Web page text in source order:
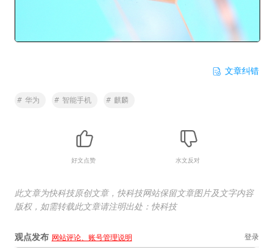
文章纠错
# 华为 # 智能手机 # 麒麟
好文点赞 水文反对
此文章为快科技原创文章，快科技网站保留文章图片及文字内容
版权，如需转载此文章请注明出处：快科技
观点发布 网站评论、账号管理说明 登录